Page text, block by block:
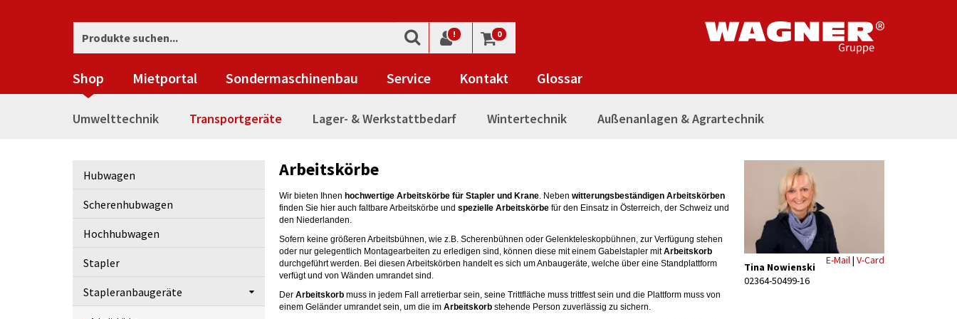
! 0
Shop Mietportal Sondermaschinenbau Service Kontakt Glossar
Umwelttechnik Transportgeräte Lager- & Werkstattbedarf Wintertechnik Außenanlagen & Agrartechnik
Hubwagen
Scherenhubwagen
Hochhubwagen
Stapler
Stapleranbaugeräte
Arbeitskörbe
Wir bieten Ihnen hochwertige Arbeitskörbe für Stapler und Krane. Neben witterungsbeständigen Arbeitskörben
finden Sie hier auch faltbare Arbeitskörbe und spezielle Arbeitskörbe für den Einsatz in Österreich, der Schweiz und
den Niederlanden.
Sofern keine größeren Arbeitsbühnen, wie z.B. Scherenbühnen oder Gelenkteleskopbühnen, zur Verfügung stehen
oder nur gelegentlich Montagearbeiten zu erledigen sind, können diese mit einem Gabelstapler mitArbeitskorb
durchgeführt werden. Bei diesen Arbeitskörben handelt es sich um Anbaugeräte, welche über eine Standplattform
verfügt und von Wänden umrandet sind.
Der Arbeitskorb muss in jedem Fall arretierbar sein, seine Trittfläche muss trittfest sein und die Plattform muss von
einem Geländer umrandet sein, um die im Arbeitskorb stehende Person zuverlässig zu sichern.
Tina Nowienski
02364-50499-16
E-Mail| V-Card